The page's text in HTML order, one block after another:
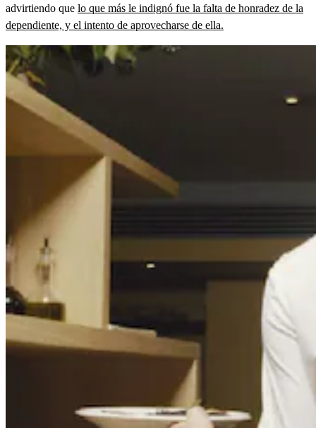
advirtiendo que lo que más le indignó fue la falta de honradez de la
dependiente, y el intento de aprovecharse de ella.